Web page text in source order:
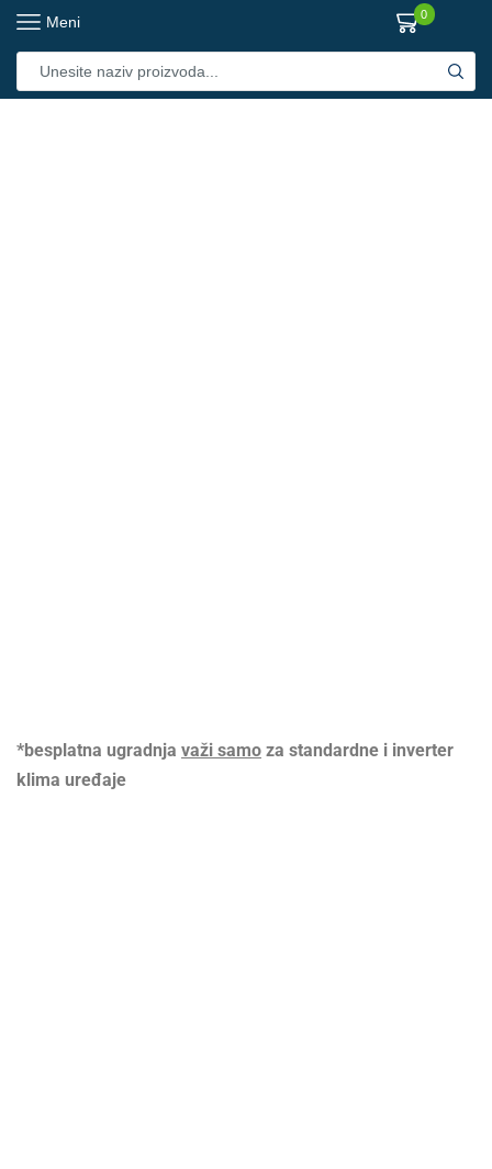
Meni 0
*besplatna ugradnja važi samo za standardne i inverter
klima uređaje